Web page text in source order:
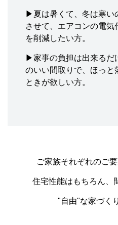
▶夏は暑くて、冬は寒い
させて、エアコンの電
を削減したい方。
▶家事の負担は出来るだ
のいい間取りで、ほっと
ときが欲しい方。
ご家族それぞれのご
住宅性能はもちろん、
"自由"な家づく